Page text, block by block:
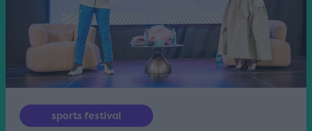
sports festival